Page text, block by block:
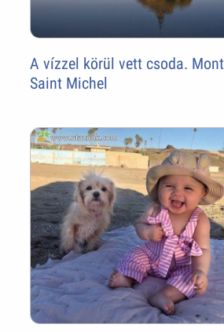
A vízzel körül vett csoda. Mont
Saint Michel